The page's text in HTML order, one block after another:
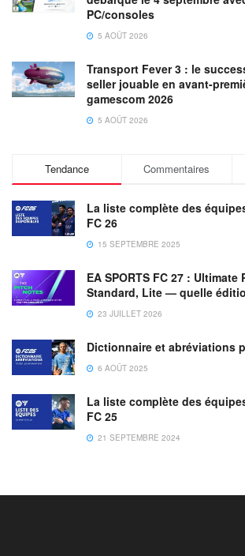
PC/consoles
5 AOÛT 2026
Transport Fever 3 : le
seller jouable en avant-
gamescom 2026
5 AOÛT 2026
Tendance Commentaires
La liste complète des
FC 26
15 SEPTEMBRE 2025
EA SPORTS FC 27 : Ultimate
Standard, Lite — quelle
23 JUILLET 2026
Dictionnaire et abréviations
6 AOÛT 2025
La liste complète des
FC 25
21 SEPTEMBRE 2024